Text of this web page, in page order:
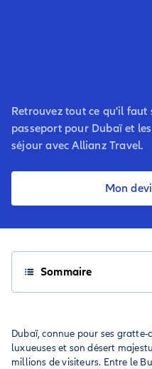
Retrouvez tout ce qu'il faut
passeport pour Dubaï et
séjour avec Allianz Travel.
Mon
Sommaire
Dubaï, connue pour ses gratte-
luxueuses et son désert
millions de visiteurs. Entre le